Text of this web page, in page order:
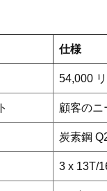
仕様
54,000
顧客のニ
炭素鋼
3 x 13T/